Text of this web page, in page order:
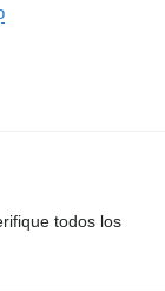
todos los